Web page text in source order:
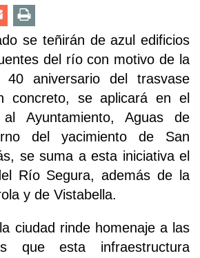
se teñirán de azul edificios
del río con motivo de la
40 aniversario del trasvase
concreto, se aplicará en el
Ayuntamiento, Aguas de
del yacimiento de San
se suma a esta iniciativa el
Río Segura, además de la
y de Vistabella.
ciudad rinde homenaje a las
que esta infraestructura